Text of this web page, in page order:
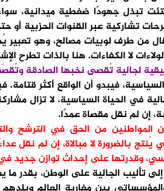
تبذل جهودًا ضغطية ميدانية،
تشاركية عبر القنوات الحزبية
من طرف لوبيات مصالح، وهو تعبير
لا الكفاءات. هنا بالذات تطرح
لجالية تُقصى نخبها الصادقة
فيبدو أن الواقع أكثر قتامة.
في الحياة السياسية، لا تزال
إن لم نقل مقصاة عمدًا.
المواطنين من الحق في الترشح
يُنتج بالضرورة لا مبالاة، إن لم
وقدرتها على إحداث توازن جديد
تأليب الجالية على الوطن، بقدر ما